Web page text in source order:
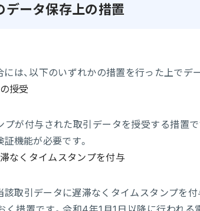
データ保存上の措置
は、以下のいずれかの措置を行った上でデ
授受
が付与された取引データを授受する措置
機能が必要です。
なくタイムスタンプを付与
取引データに遅滞なくタイムスタンプを